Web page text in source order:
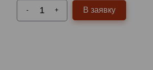
- + В заявку